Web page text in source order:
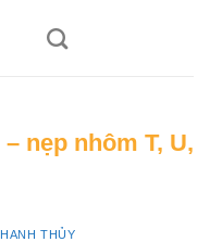
nẹp nhôm T, U,
THỦY